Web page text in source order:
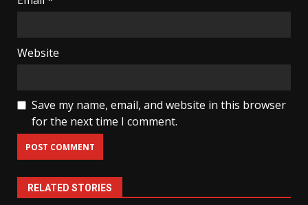
Website
Save my name, email, and website in this browser
for the next time I comment.
RELATED STORIES